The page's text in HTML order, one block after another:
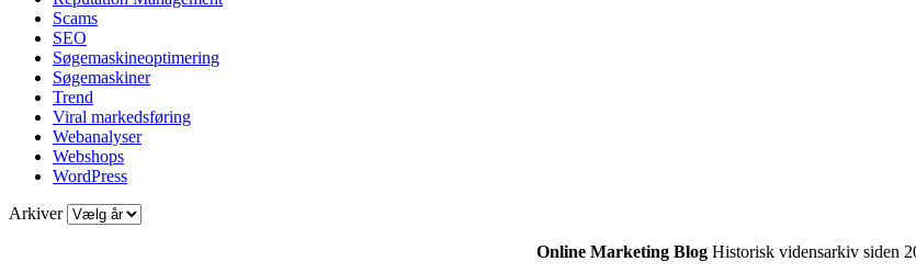
Scams
SEO
Søgemaskineoptimering
Søgemaskiner
Trend
Viral markedsføring
Webanalyser
Webshops
WordPress
Arkiver
Online Marketing BlogHistorisk vidensarkiv siden